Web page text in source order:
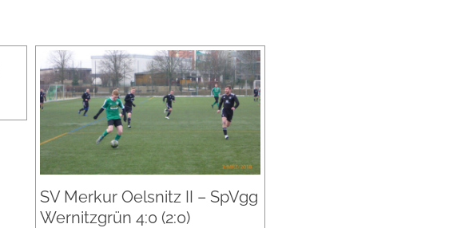
SV Merkur Oelsnitz II – SpVgg
Wernitzgrün 4:0 (2:0)